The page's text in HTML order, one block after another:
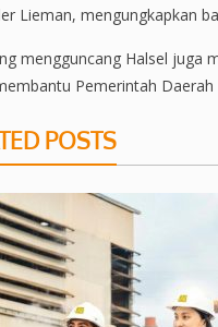
Lieman, mengungkapkan
mengguncang Halsel juga
Pemerintah Daerah
POSTS